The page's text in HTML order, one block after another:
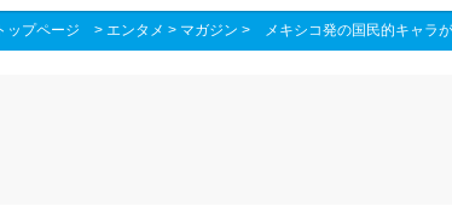
ップページ > エンタメ > マガジン > メキシコ発の国民的キャラ